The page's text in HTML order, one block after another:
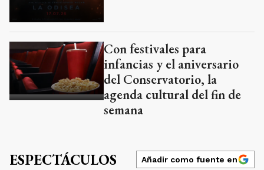
Con festivales para
infancias y el aniversario
del Conservatorio, la
agenda cultural del fin de
semana
ESPECTÁCULOS Añadir como fuente en